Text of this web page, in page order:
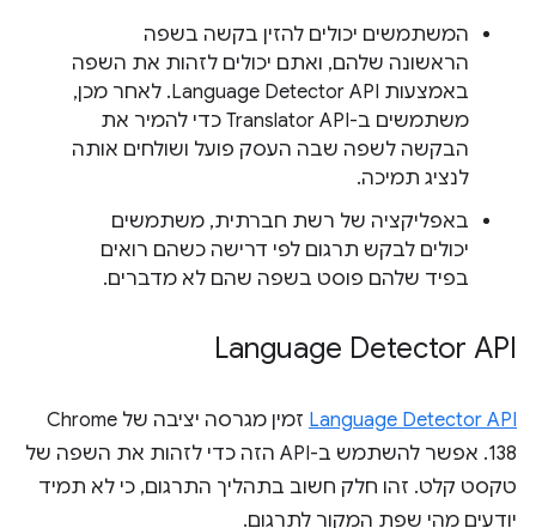
המשתמשים יכולים להזין בקשה בשפה
הראשונה שלהם, ואתם יכולים לזהות את השפה
באמצעות Language Detector API. לאחר מכן,
משתמשים ב-Translator API כדי להמיר את
הבקשה לשפה שבה העסק פועל ושולחים אותה
לנציג תמיכה.
באפליקציה של רשת חברתית, משתמשים
יכולים לבקש תרגום לפי דרישה כשהם רואים
בפיד שלהם פוסט בשפה שהם לא מדברים.
Language Detector API
Language Detector API
זמין מגרסה יציבה של Chrome
138. אפשר להשתמש ב-API הזה כדי לזהות את השפה של
טקסט קלט. זהו חלק חשוב בתהליך התרגום, כי לא תמיד
יודעים מהי שפת המקור לתרגום.